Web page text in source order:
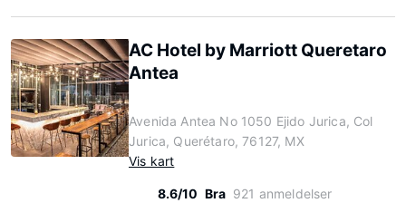
AC Hotel by Marriott Queretaro
Antea
Avenida Antea No 1050 Ejido Jurica, Col
Jurica, Querétaro, 76127, MX
Vis kart
8.6/10 Bra 921 anmeldelser